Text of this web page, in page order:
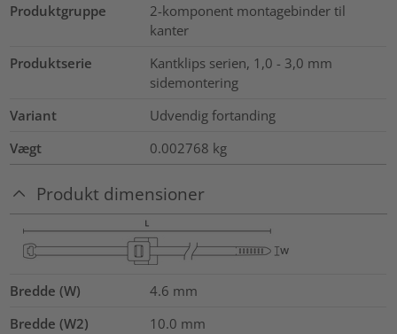
Produktgruppe
2-komponent montagebinder til
kanter
Produktserie
Kantklips serien, 1,0 - 3,0 mm
sidemontering
Variant
Udvendig fortanding
Vægt
0.002768 kg
Produkt dimensioner
Bredde (W) 4.6 mm
Bredde (W2)
10.0 mm